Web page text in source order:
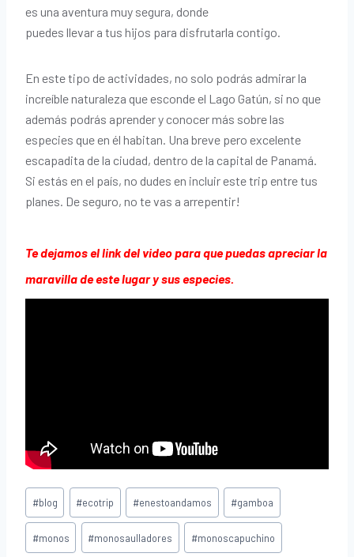
es una aventura muy segura, donde
puedes llevar a tus hijos para disfrutarla contigo.
En este tipo de actividades, no solo podrás admirar la
increíble naturaleza que esconde el Lago Gatún, si no que
además podrás aprender y conocer más sobre las
especies que en él habitan. Una breve pero excelente
escapadita de la ciudad, dentro de la capital de Panamá.
Si estás en el país, no dudes en incluir este trip entre tus
planes. De seguro, no te vas a arrepentir!
Te dejamos el link del video para que puedas apreciar la
maravilla de este lugar y sus especies.
#blog #ecotrip #enestoandamos #gamboa
#monos #monosaulladores #monoscapuchino